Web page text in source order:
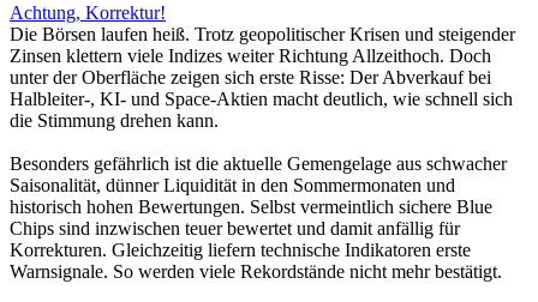
Achtung, Korrektur!
Die Börsen laufen heiß. Trotz geopolitischer Krisen und steigender
Zinsen klettern viele Indizes weiter Richtung Allzeithoch. Doch
unter der Oberfläche zeigen sich erste Risse: Der Abverkauf bei
Halbleiter-, KI- und Space-Aktien macht deutlich, wie schnell sich
die Stimmung drehen kann.
Besonders gefährlich ist die aktuelle Gemengelage aus schwacher
Saisonalität, dünner Liquidität in den Sommermonaten und
historisch hohen Bewertungen. Selbst vermeintlich sichere Blue
Chips sind inzwischen teuer bewertet und damit anfällig für
Korrekturen. Gleichzeitig liefern technische Indikatoren erste
Warnsignale. So werden viele Rekordstände nicht mehr bestätigt.